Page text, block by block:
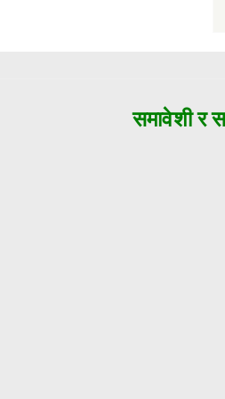
समावेशी र